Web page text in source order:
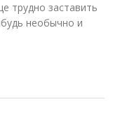
трудно заставить
необычно и